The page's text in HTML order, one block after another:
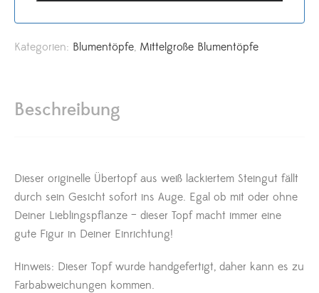
Kategorien: Blumentöpfe, Mittelgroße Blumentöpfe
Beschreibung
Dieser originelle Übertopf aus weiß lackiertem Steingut fällt
durch sein Gesicht sofort ins Auge. Egal ob mit oder ohne
Deiner Lieblingspflanze – dieser Topf macht immer eine
gute Figur in Deiner Einrichtung!
Hinweis: Dieser Topf wurde handgefertigt, daher kann es zu
Farbabweichungen kommen.